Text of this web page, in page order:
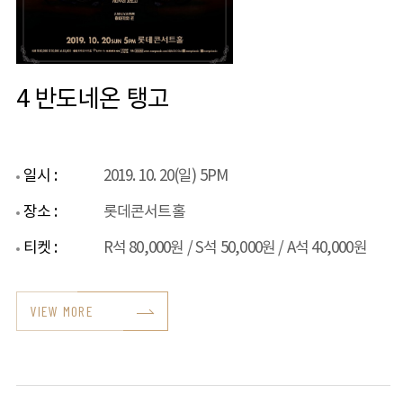
4 반도네온 탱고
일시 :
2019. 10. 20(일) 5PM
장소 :
롯데콘서트홀
티켓 :
R석 80,000원 / S석 50,000원 / A석 40,000원
VIEW MORE